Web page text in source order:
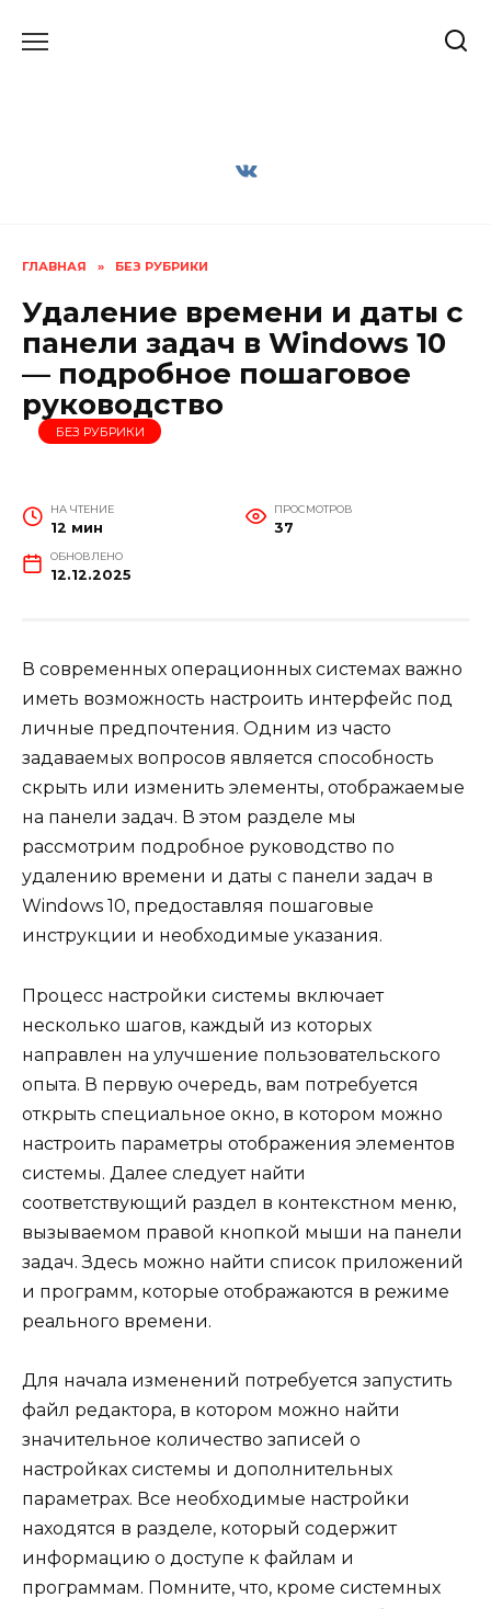
ГЛАВНАЯ » БЕЗ РУБРИКИ
Удаление времени и даты с
панели задач в Windows 10
— подробное пошаговое
руководство
БЕЗ РУБРИКИ
НА ЧТЕНИЕ
12 мин
ПРОСМОТРОВ
37
ОБНОВЛЕНО
12.12.2025
В современных операционных системах важно
иметь возможность настроить интерфейс под
личные предпочтения. Одним из часто
задаваемых вопросов является способность
скрыть или изменить элементы, отображаемые
на панели задач. В этом разделе мы
рассмотрим подробное руководство по
удалению времени и даты с панели задач в
Windows 10, предоставляя пошаговые
инструкции и необходимые указания.
Процесс настройки системы включает
несколько шагов, каждый из которых
направлен на улучшение пользовательского
опыта. В первую очередь, вам потребуется
открыть специальное окно, в котором можно
настроить параметры отображения элементов
системы. Далее следует найти
соответствующий раздел в контекстном меню,
вызываемом правой кнопкой мыши на панели
задач. Здесь можно найти список приложений
и программ, которые отображаются в режиме
реального времени.
Для начала изменений потребуется запустить
файл редактора, в котором можно найти
значительное количество записей о
настройках системы и дополнительных
параметрах. Все необходимые настройки
находятся в разделе, который содержит
информацию о доступе к файлам и
программам. Помните, что, кроме системных